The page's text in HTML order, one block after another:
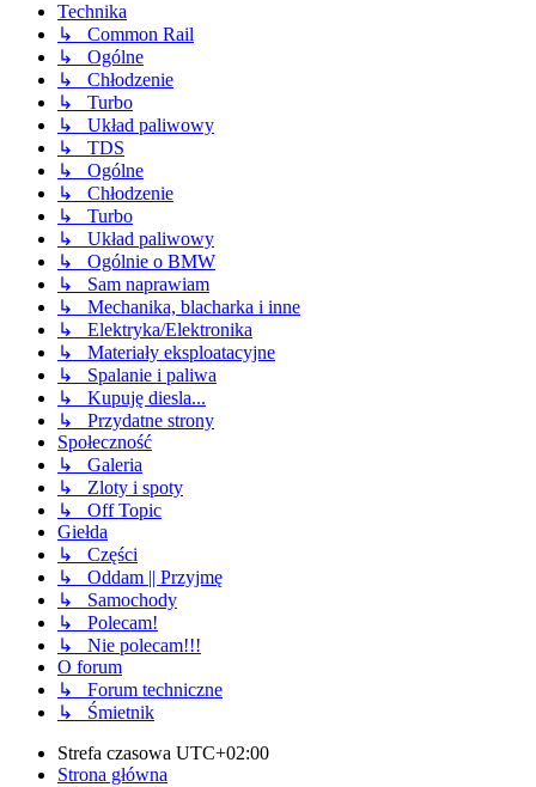
Technika
↳ Common Rail
↳ Ogólne
↳ Chłodzenie
↳ Turbo
↳ Układ paliwowy
↳ TDS
↳ Ogólne
↳ Chłodzenie
↳ Turbo
↳ Układ paliwowy
↳ Ogólnie o BMW
↳ Sam naprawiam
↳ Mechanika, blacharka i inne
↳ Elektryka/Elektronika
↳ Materiały eksploatacyjne
↳ Spalanie i paliwa
↳ Kupuję diesla...
↳ Przydatne strony
Społeczność
↳ Galeria
↳ Zloty i spoty
↳ Off Topic
Giełda
↳ Części
↳ Oddam || Przyjmę
↳ Samochody
↳ Polecam!
↳ Nie polecam!!!
O forum
↳ Forum techniczne
↳ Śmietnik
Strefa czasowa UTC+02:00
Strona główna